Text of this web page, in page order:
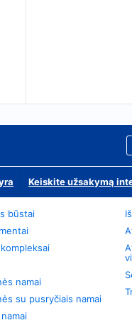
Keiskite užsakymą
būstai
namai
su pusryčiais namai